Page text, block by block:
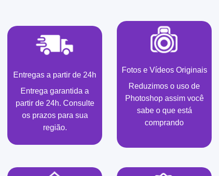
Entregas a partir de 24h
Entrega garantida a
partir de 24h. Consulte
os prazos para sua
região.
Fotos e Vídeos Originais
Reduzimos o uso de
Photoshop assim você
sabe o que está
comprando